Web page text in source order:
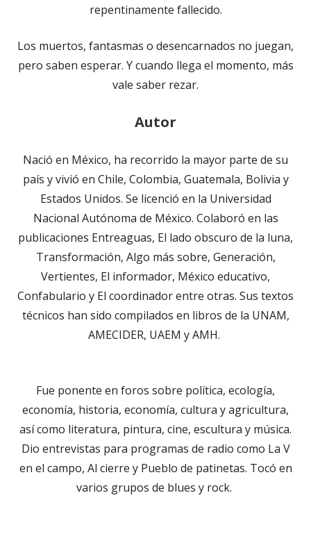
repentinamente fallecido.
Los muertos, fantasmas o desencarnados no juegan,
pero saben esperar. Y cuando llega el momento, más
vale saber rezar.
Autor
Nació en México, ha recorrido la mayor parte de su
país y vivió en Chile, Colombia, Guatemala, Bolivia y
Estados Unidos. Se licenció en la Universidad
Nacional Autónoma de México. Colaboró en las
publicaciones Entreaguas, El lado obscuro de la luna,
Transformación, Algo más sobre, Generación,
Vertientes, El informador, México educativo,
Confabulario y El coordinador entre otras. Sus textos
técnicos han sido compilados en libros de la UNAM,
AMECIDER, UAEM y AMH.
Fue ponente en foros sobre política, ecología,
economía, historia, economía, cultura y agricultura,
así como literatura, pintura, cine, escultura y música.
Dio entrevistas para programas de radio como La V
en el campo, Al cierre y Pueblo de patinetas. Tocó en
varios grupos de blues y rock.